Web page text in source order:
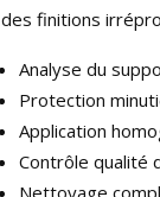
des finitions
Analyse du
Protection
Application
Contrôle qualité
Nettoyage